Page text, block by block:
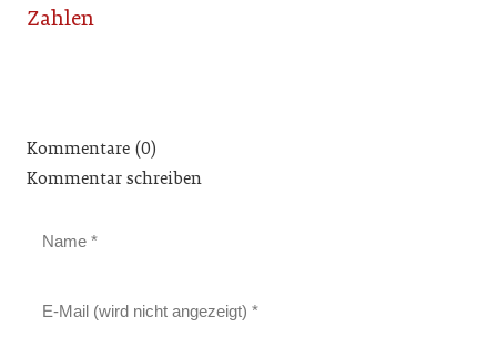
Zahlen
Kommentare (0)
Kommentar schreiben